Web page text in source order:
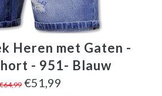
Heren met Gaten -
- 951- Blauw
€64,99 €51,99